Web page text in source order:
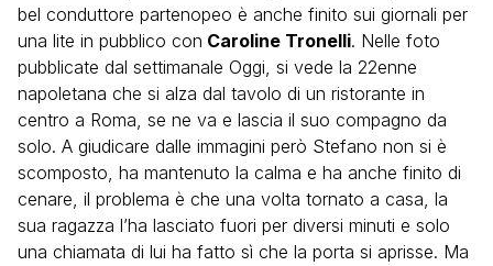
bel conduttore partenopeo è anche finito sui giornali per
una lite in pubblico con Caroline Tronelli. Nelle foto
pubblicate dal settimanale Oggi, si vede la 22enne
napoletana che si alza dal tavolo di un ristorante in
centro a Roma, se ne va e lascia il suo compagno da
solo. A giudicare dalle immagini però Stefano non si è
scomposto, ha mantenuto la calma e ha anche finito di
cenare, il problema è che una volta tornato a casa, la
sua ragazza l’ha lasciato fuori per diversi minuti e solo
una chiamata di lui ha fatto sì che la porta si aprisse. Ma